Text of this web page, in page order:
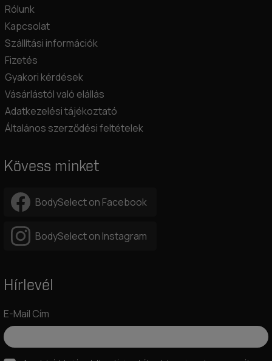
Rólunk
Kapcsolat
Szállítási információk
Fizetés
Gyakori kérdések
Vásárlástól való elállás
Adatkezelési tájékoztató
Általános szerződési feltételek
Kövess minket
BodySelect on Facebook
BodySelect on Instagram
Hírlevél
E-Mail Cím